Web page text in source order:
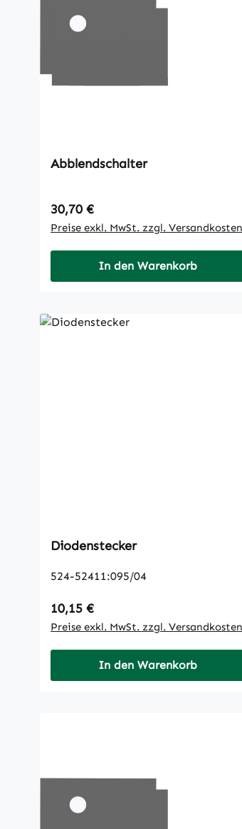
Abblendschalter
Regulärer Preis:
30,70 €
Preise exkl. MwSt. zzgl. Versandkosten
In den Warenkorb
Diodenstecker
524-52411:095/04
Regulärer Preis:
10,15 €
Preise exkl. MwSt. zzgl. Versandkosten
In den Warenkorb